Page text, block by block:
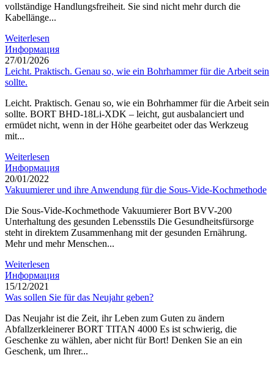
vollständige Handlungsfreiheit. Sie sind nicht mehr durch die
Kabellänge...
Weiterlesen
Информация
27/01/2026
Leicht. Praktisch. Genau so, wie ein Bohrhammer für die Arbeit sein
sollte.
Leicht. Praktisch. Genau so, wie ein Bohrhammer für die Arbeit sein
sollte. BORT BHD-18Li-XDK – leicht, gut ausbalanciert und
ermüdet nicht, wenn in der Höhe gearbeitet oder das Werkzeug
mit...
Weiterlesen
Информация
20/01/2022
Vakuumierer und ihre Anwendung für die Sous-Vide-Kochmethode
Die Sous-Vide-Kochmethode Vakuumierer Bort BVV-200
Unterhaltung des gesunden Lebensstils Die Gesundheitsfürsorge
steht in direktem Zusammenhang mit der gesunden Ernährung.
Mehr und mehr Menschen...
Weiterlesen
Информация
15/12/2021
Was sollen Sie für das Neujahr geben?
Das Neujahr ist die Zeit, ihr Leben zum Guten zu ändern
Abfallzerkleinerer BORT TITAN 4000 Es ist schwierig, die
Geschenke zu wählen, aber nicht für Bort! Denken Sie an ein
Geschenk, um Ihrer...